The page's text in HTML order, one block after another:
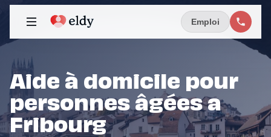
Emploi
Aide à domicile pour
personnes âgées a
Fribourg